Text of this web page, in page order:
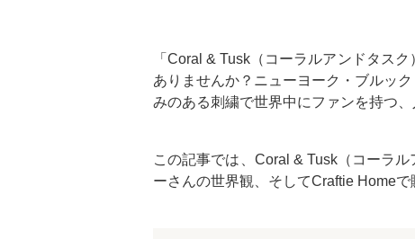
「Coral & Tusk（コーラルアンドタス
ありませんか？ニューヨーク・ブルッ
みのある刺繍で世界中にファンを持つ
この記事では、Coral & Tusk（コーラ
ーさんの世界観、そしてCraftie Home